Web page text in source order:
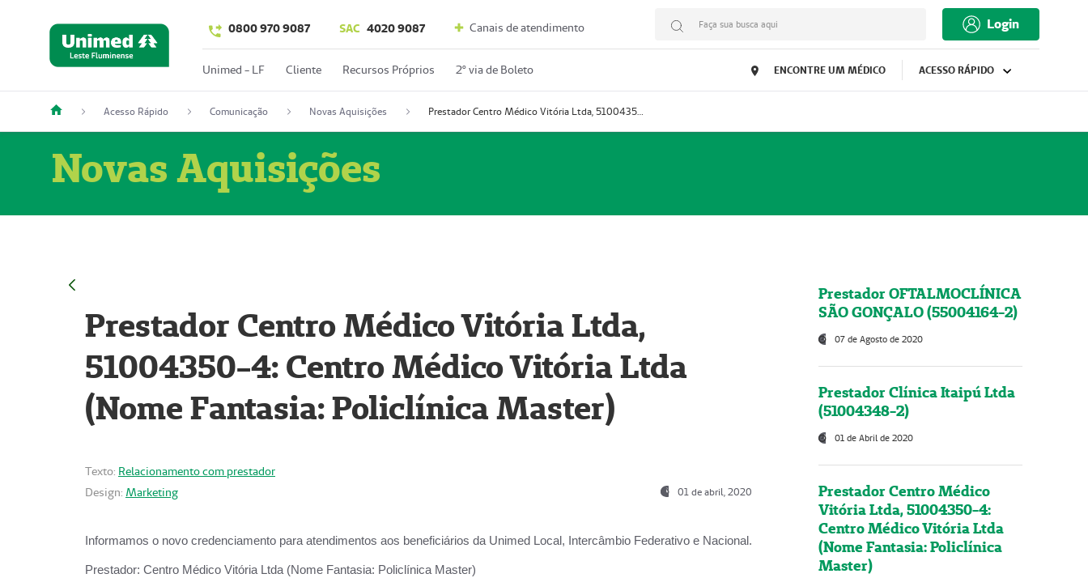
0800 970 9087 SAC 4020 9087 Canais de atendimento Faça sua busca aqui Login
Unimed - LF Cliente Recursos Próprios 2º via de Boleto ENCONTRE UM MÉDICO ACESSO RÁPIDO
Acesso Rápido Comunicação Novas Aquisições Prestador Centro Médico Vitória Ltda, 51004350-4: Centro Médico Vitória Ltda (Nome Fantasia: Policlínica Master)
Novas Aquisições
Prestador Centro Médico Vitória Ltda,
51004350-4: Centro Médico Vitória Ltda
(Nome Fantasia: Policlínica Master)
Texto: Relacionamento com prestador
Design: Marketing 01 de abril, 2020
Informamos o novo credenciamento para atendimentos aos beneficiários da Unimed Local, Intercâmbio Federativo e Nacional.
Prestador: Centro Médico Vitória Ltda (Nome Fantasia: Policlínica Master)
Prestador OFTALMOCLÍNICA
SÃO GONÇALO (55004164-2)
07 de Agosto de 2020
Prestador Clínica Itaipú Ltda
(51004348-2)
01 de Abril de 2020
Prestador Centro Médico
Vitória Ltda, 51004350-4:
Centro Médico Vitória Ltda
(Nome Fantasia: Policlínica
Master)